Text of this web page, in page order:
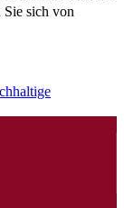
Sie sich von